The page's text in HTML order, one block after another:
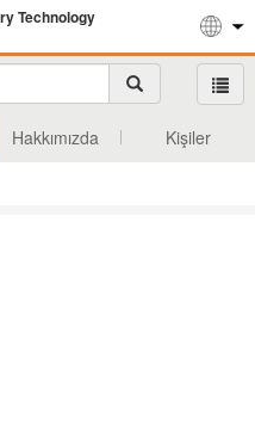
Technology
Hakkımızda Kişiler